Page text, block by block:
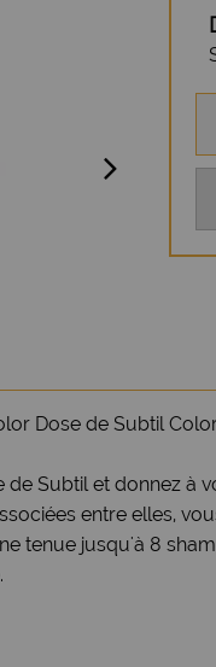
Dose de Subtil
Subtil et donnez à
entre elles,
tenue jusqu'à 8